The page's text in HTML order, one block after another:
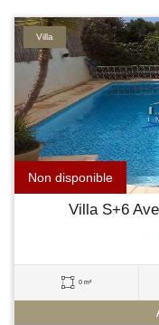
Non disponible
Villa
Villa S+6
0 m²